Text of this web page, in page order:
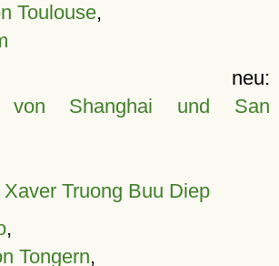
Toulouse,
neu:
von Shanghai und San
Truong Buu Diep
,
Tongern,